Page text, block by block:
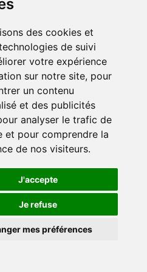
des cookies et
de suivi
votre expérience
sur notre site, pour
un contenu
et des publicités
analyser le trafic de
et pour comprendre la
de nos visiteurs.
J'accepte
Je refuse
mes préférences
des cookies et
de suivi
votre expérience
sur notre site, pour
un contenu
et des publicités
analyser le trafic de
et pour comprendre la
de nos visiteurs.
J'accepte
Je refuse
mes préférences